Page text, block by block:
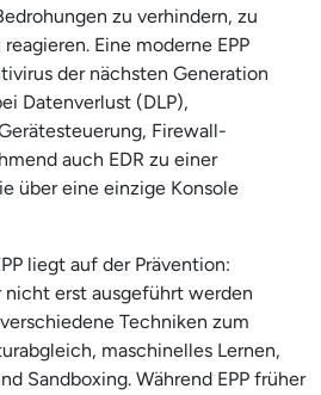
zu verhindern, zu
Eine moderne EPP
der nächsten Generation
Datenverlust (DLP),
Firewall-
auch EDR zu einer
über eine einzige Konsole
liegt auf der Prävention:
nicht erst ausgeführt werden
Techniken zum
maschinelles Lernen,
Sandboxing. Während EPP früher